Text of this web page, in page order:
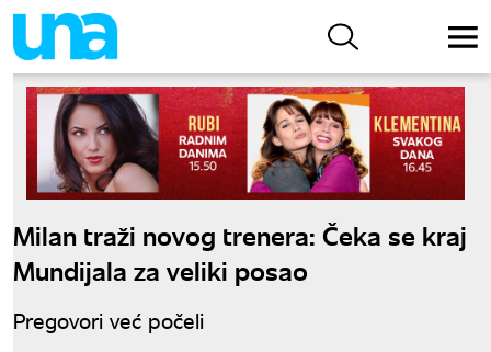
Milan traži novog trenera: Čeka se kraj
Mundijala za veliki posao
Pregovori već počeli